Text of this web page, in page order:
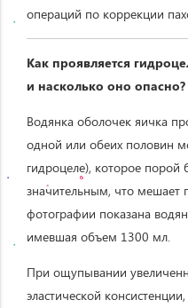
операций по коррекции
Как проявляется
и насколько оно опасно?
Водянка оболочек яичка
одной или обеих половин
гидроцеле), которое порой
значительным, что мешает
фотографии показана
имевшая объем 1300 мл.
При ощупывании
эластической